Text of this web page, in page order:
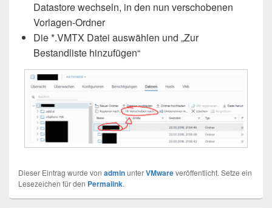
Datastore wechseln, in den nun verschobenen
Vorlagen-Ordner
Die *.VMTX Datei auswählen und „Zur
Bestandliste hinzufügen“
Dieser Eintrag wurde von adminunterVMwareveröffentlicht. Setze ein
Lesezeichen für den Permalink.